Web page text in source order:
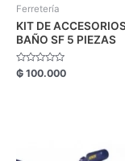
Ferretería
KIT DE
BAÑO SF 5 PIEZAS
Valorado
con
₲ 100.000